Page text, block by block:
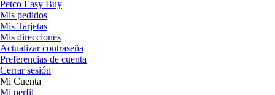
Petco Easy Buy
Mis pedidos
Mis Tarjetas
Mis direcciones
Actualizar contraseña
Preferencias de cuenta
Cerrar sesión
Mi Cuenta
Mi perfil